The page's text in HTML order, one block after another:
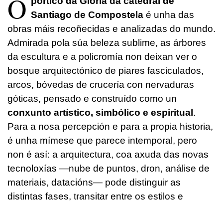
O Santiago de Compostela é unha das
obras máis recoñecidas e analizadas do mundo.
Admirada pola súa beleza sublime, as árbores
da escultura e a policromía non deixan ver o
bosque arquitectónico de piares fasciculados,
arcos, bóvedas de crucería con nervaduras
góticas, pensado e construído como un
conxunto artístico, simbólico e espiritual.
Para a nosa percepción e para a propia historia,
é unha mímese que parece intemporal, pero
non é así: a arquitectura, coa axuda das novas
tecnoloxías —nube de puntos, dron, análise de
materiais, datacións— pode distinguir as
distintas fases, transitar entre os estilos e